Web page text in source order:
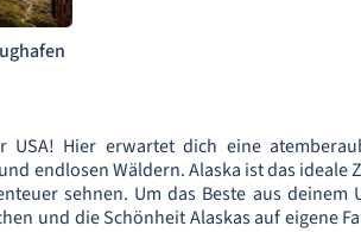
Hier erwartet dich eine
endlosen Wäldern. Alaska ist das ideale
sehnen. Um das Beste aus deinem
und die Schönheit Alaskas auf eigene